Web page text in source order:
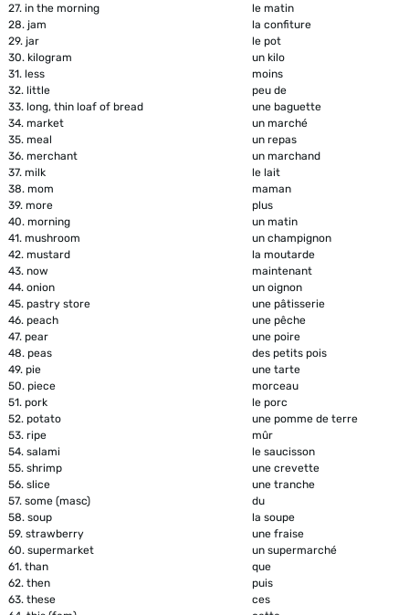
27. in the morning
le matin
28. jam
la confiture
29. jar
le pot
30. kilogram
un kilo
31. less
moins
32. little
peu de
33. long, thin loaf of bread
une baguette
34. market
un marché
35. meal
un repas
36. merchant
un marchand
37. milk
le lait
38. mom
maman
39. more
plus
40. morning
un matin
41. mushroom
un champignon
42. mustard
la moutarde
43. now
maintenant
44. onion
un oignon
45. pastry store
une pâtisserie
46. peach
une pêche
47. pear
une poire
48. peas
des petits pois
49. pie
une tarte
50. piece
morceau
51. pork
le porc
52. potato
une pomme de terre
53. ripe
mûr
54. salami
le saucisson
55. shrimp
une crevette
56. slice
une tranche
57. some (masc)
du
58. soup
la soupe
59. strawberry
une fraise
60. supermarket
un supermarché
61. than
que
62. then
puis
63. these
ces